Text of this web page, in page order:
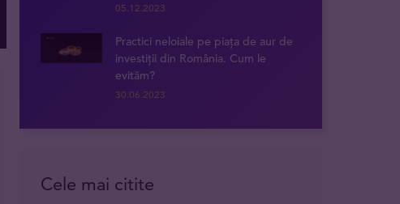
05.12.2023
Practici neloiale pe piața de aur de
investiții din România. Cum le
evităm?
30.06.2023
Cele mai citite